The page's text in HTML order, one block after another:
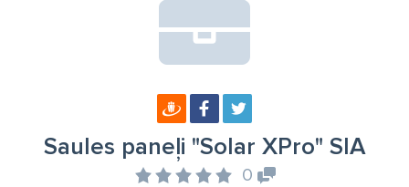
Saules paneļi "Solar XPro" SIA
0